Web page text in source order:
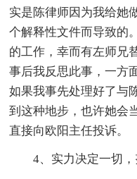
实是陈律师因为我给她
个解释性文件而导致的
的工作，幸而有左师兄
事后我反思此事，一方
如果我事先处理好了与
到这种地步，也许她会
直接向欧阳主任投诉。
4、实力决定一切，